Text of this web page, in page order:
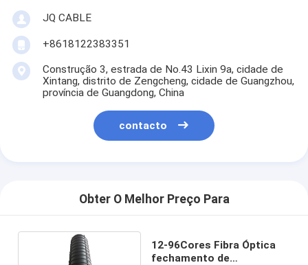
JQ CABLE
+8618122383351
Construção 3, estrada de No.43 Lixin 9a, cidade de
Xintang, distrito de Zengcheng, cidade de Guangzhou,
província de Guangdong, China
contacto
Obter O Melhor Preço Para
12-96Cores Fibra Óptica
fechamento de